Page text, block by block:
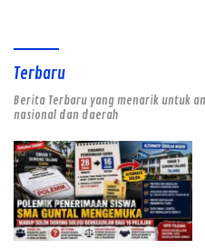
Terbaru
Berita Terbaru yang menarik untuk
nasional dan daerah